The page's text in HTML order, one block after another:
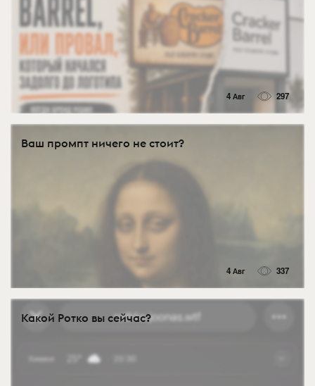
4 Авг 297
Ваш промпт ничего не стоит?
4 Авг 337
Какой Ротко вы сейчас?